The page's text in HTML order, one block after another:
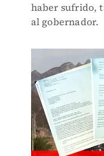
haber sufrido,
al gobernador.